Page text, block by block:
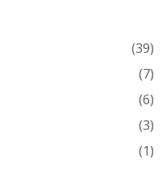
(39)
(7)
(6)
(3)
(1)